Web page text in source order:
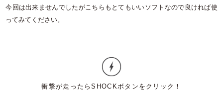
今回は出来ませんでしたがこちらもとてもいいソフトなので良ければ使
ってみてください。